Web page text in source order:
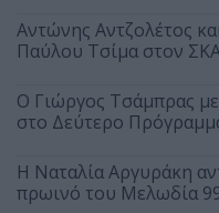
Αντώνης Αντζολέτος
Παύλου Τσίμα στον
O Γιώργος Τσάμπρας
στο Δεύτερο
Η Ναταλία Αργυράκη
πρωινό του Μελωδία